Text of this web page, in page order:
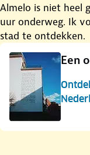
Almelo is niet heel
uur onderweg. Ik
stad te ontdekken.
Een